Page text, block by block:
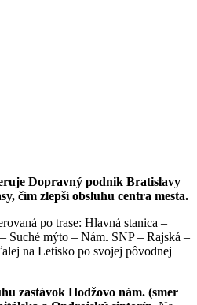
Dopravný podnik Bratislavy
čím zlepší obsluhu centra mesta.
po trase: Hlavná stanica –
Suché mýto – Nám. SNP – Rajská –
na Letisko po svojej pôvodnej
zastávok Hodžovo nám. (smer